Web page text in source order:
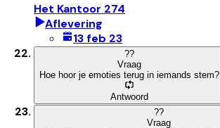
Het Kantoor 274
Aflevering
13 feb 23
??
Vraag
Hoe hoor je emoties terug in iemands stem?
Antwoord
??
Vraag